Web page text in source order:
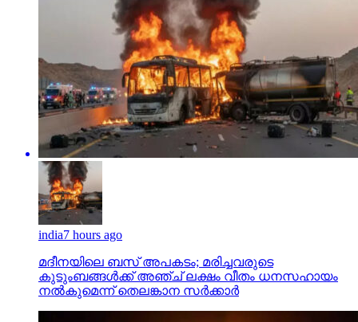
india7 hours ago
മദീനയിലെ ബസ് അപകടം; മരിച്ചവരുടെ
കുടുംബങ്ങള്‍ക്ക് അഞ്ച് ലക്ഷം വീതം ധനസഹായം
നല്‍കുമെന്ന് തെലങ്കാന സര്‍ക്കാര്‍